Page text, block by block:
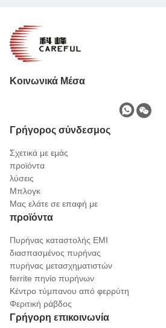
Κοινωνικά Μέσα
Γρήγορος σύνδεσμος
Σχετικά με εμάς
προϊόντα
λύσεις
Μπλογκ
Μας ελάτε σε επαφή με
προϊόντα
Πυρήνας καταστολής EMI
διασπασμένος πυρήνας
πυρήνας μετασχηματιστών
ferrite πηνίο πυρήνων
Κέντρο τύμπανου από φερρύτη
Φεριτική ράβδος
Γρήγορη επικοινωνία